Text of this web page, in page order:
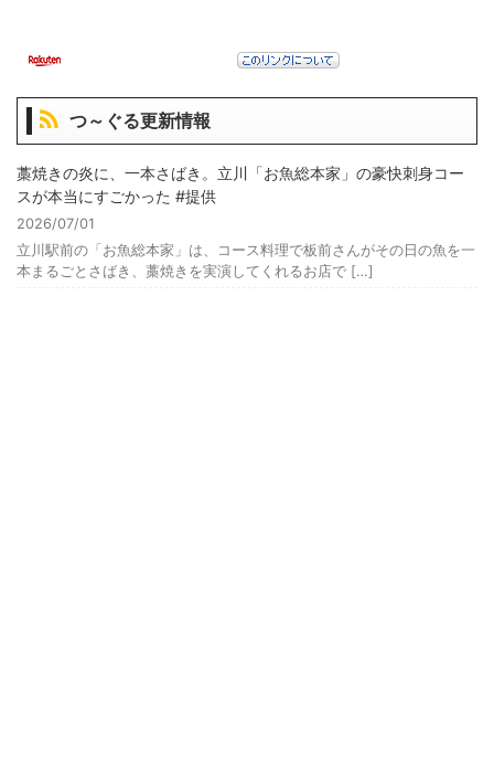
つ～ぐる更新情報
藁焼きの炎に、一本さばき。立川「お魚総本家」の豪快刺身コー
スが本当にすごかった #提供
2026/07/01
立川駅前の「お魚総本家」は、コース料理で板前さんがその日の魚を一
本まるごとさばき、藁焼きを実演してくれるお店で […]